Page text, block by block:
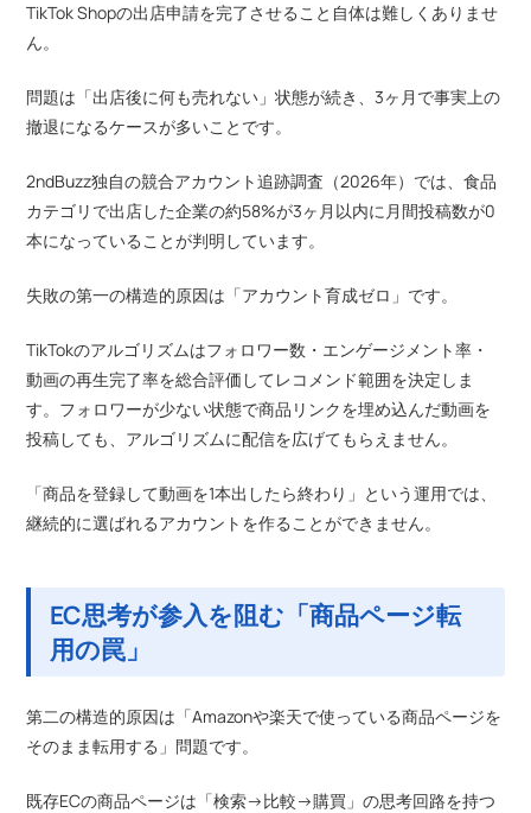
TikTok Shopの出店申請を完了させること自体は難しくありませ
ん。
問題は「出店後に何も売れない」状態が続き、3ヶ月で事実上の
撤退になるケースが多いことです。
2ndBuzz独自の競合アカウント追跡調査（2026年）では、食品
カテゴリで出店した企業の約58%が3ヶ月以内に月間投稿数が0
本になっていることが判明しています。
失敗の第一の構造的原因は「アカウント育成ゼロ」です。
TikTokのアルゴリズムはフォロワー数・エンゲージメント率・
動画の再生完了率を総合評価してレコメンド範囲を決定しま
す。フォロワーが少ない状態で商品リンクを埋め込んだ動画を
投稿しても、アルゴリズムに配信を広げてもらえません。
「商品を登録して動画を1本出したら終わり」という運用では、
継続的に選ばれるアカウントを作ることができません。
EC思考が参入を阻む「商品ページ転
用の罠」
第二の構造的原因は「Amazonや楽天で使っている商品ページを
そのまま転用する」問題です。
既存ECの商品ページは「検索→比較→購買」の思考回路を持つ